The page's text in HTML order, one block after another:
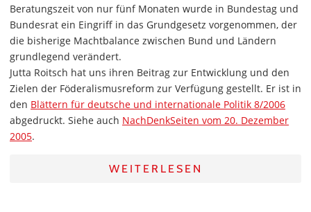
Beratungszeit von nur fünf Monaten wurde in Bundestag und
Bundesrat ein Eingriff in das Grundgesetz vorgenommen, der
die bisherige Machtbalance zwischen Bund und Ländern
grundlegend verändert.
Jutta Roitsch hat uns ihren Beitrag zur Entwicklung und den
Zielen der Föderalismusreform zur Verfügung gestellt. Er ist in
den Blättern für deutsche und internationale Politik 8/2006
abgedruckt. Siehe auch NachDenkSeiten vom 20. Dezember
2005.
WEITERLESEN